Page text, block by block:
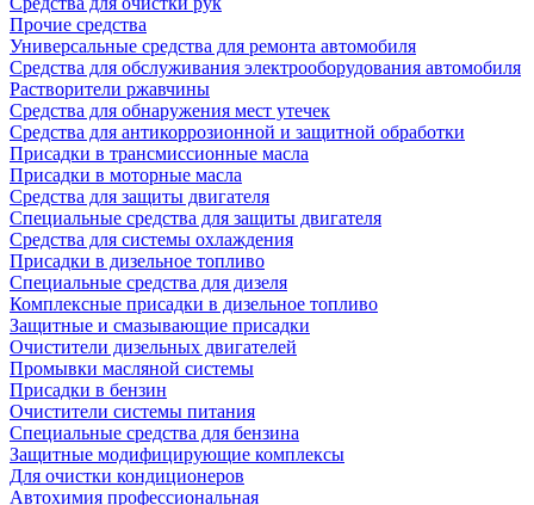
Прочие средства
Универсальные средства для ремонта автомобиля
Средства для обслуживания электрооборудования автомобиля
Растворители ржавчины
Средства для обнаружения мест утечек
Средства для антикоррозионной и защитной обработки
Присадки в трансмиссионные масла
Присадки в моторные масла
Средства для защиты двигателя
Специальныe средства для защиты двигателя
Средства для системы охлаждения
Присадки в дизельное топливо
Спeциальные средства для дизеля
Комплексные присадки в дизельное топливо
Защитные и смазывающие присадки
Очистители дизельных двигателей
Промывки масляной системы
Присадки в бензин
Очистители системы питания
Специальные срeдства для бензина
Защитные модифицирующие комплексы
Для очистки кондиционеров
Автохимия профессиональная